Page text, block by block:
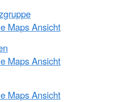
Maps Ansicht
Maps Ansicht
Maps Ansicht